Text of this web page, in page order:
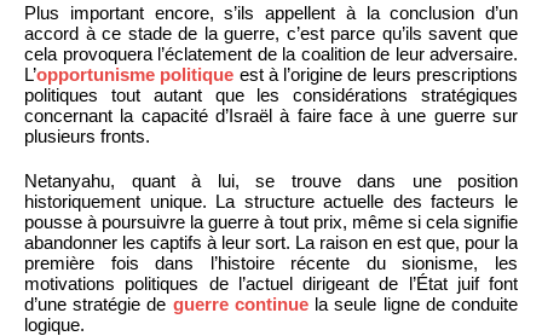
Plus important encore, s’ils appellent à la conclusion d’un
accord à ce stade de la guerre, c’est parce qu’ils savent que
cela provoquera l’éclatement de la coalition de leur adversaire.
L’opportunisme politique est à l’origine de leurs prescriptions
politiques tout autant que les considérations stratégiques
concernant la capacité d’Israël à faire face à une guerre sur
plusieurs fronts.
Netanyahu, quant à lui, se trouve dans une position
historiquement unique. La structure actuelle des facteurs le
pousse à poursuivre la guerre à tout prix, même si cela signifie
abandonner les captifs à leur sort. La raison en est que, pour la
première fois dans l’histoire récente du sionisme, les
motivations politiques de l’actuel dirigeant de l’État juif font
d’une stratégie de guerre continuela seule ligne de conduite
logique.